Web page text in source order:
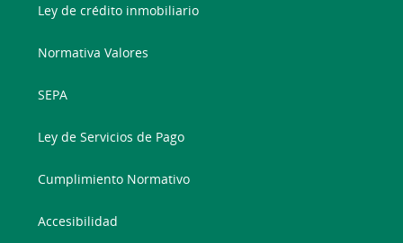
Ley de crédito inmobiliario
Normativa Valores
SEPA
Ley de Servicios de Pago
Cumplimiento Normativo
Accesibilidad